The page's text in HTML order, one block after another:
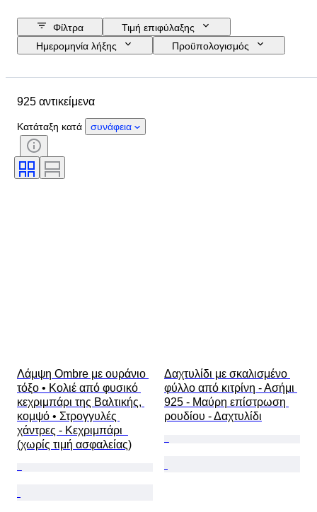
Φίλτρα
Τιμή επιφύλαξης
Ημερομηνία λήξης
Προϋπολογισμός
Country of origin
Κατάσταση
Λίθος
Πιστοποίηση
Λεπττότητα
Υπογραφή
925 αντικείμενα
Κατάταξη κατά συνάφεια
Λάμψη Ombre με ουράνιο
τόξο • Κολιέ από φυσικό
κεχριμπάρι της Βαλτικής,
κομψό • Στρογγυλές
χάντρες - Κεχριμπάρι
(χωρίς τιμή ασφαλείας)
Δαχτυλίδι με σκαλισμένο
φύλλο από κιτρίνη - Ασήμι
925 - Μαύρη επίστρωση
ρουδίου - Δαχτυλίδι